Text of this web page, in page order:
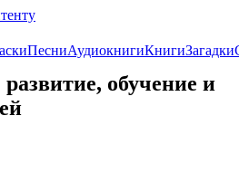
ПесниАудиокнигиКнигиЗагадки
обучение и